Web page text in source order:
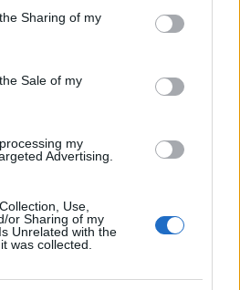
usage behaviour. You may click to
and its third-party tags to
purposes in below Google
Sharing of my
Sale of my
my
Advertising.
Use,
or Sharing of my
Unrelated with the
was collected.
előre váltott, idősávra szóló
50 városban, 150 jegyirodában
- olvasható a
MEGOSZTÁS